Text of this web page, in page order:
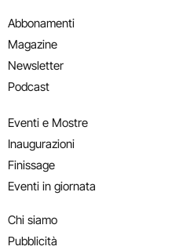
Abbonamenti
Magazine
Newsletter
Podcast
Eventi e Mostre
Inaugurazioni
Finissage
Eventi in giornata
Chi siamo
Pubblicità